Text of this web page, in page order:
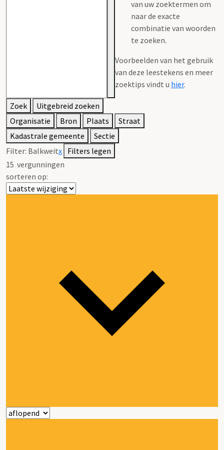
van uw zoektermen om
naar de exacte
combinatie van woorden
te zoeken.
Voorbeelden van het gebruik
van deze leestekens en meer
zoektips vindt u hier.
Zoek
Uitgebreid zoeken
Organisatie
Bron Plaats
Straat
Kadastrale gemeente
Sectie
Filter: Balkweitx Filters legen
15 vergunningen
sorteren op: